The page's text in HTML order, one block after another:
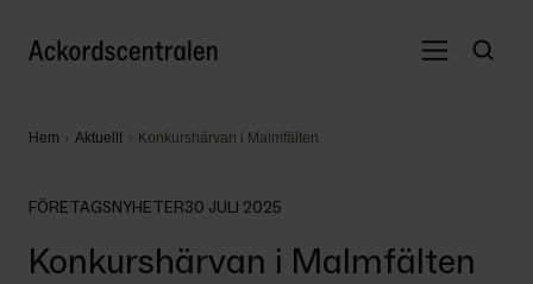
Hem Aktuellt Konkurshärvan i Malmfälten
FÖRETAGSNYHETER30 JULI 2025
Konkurshärvan i Malmfälten